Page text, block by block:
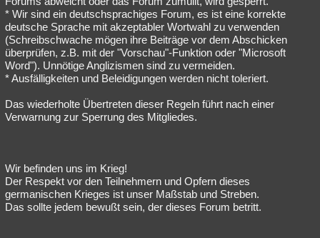
* Wir sind ein deutschsprachiges Forum, es ist eine korrekte
deutsche Sprache mit akzeptabler Wortwahl zu verwenden
(Schreibschwache mögen ihre Beiträge vor dem Abschicken
überprüfen, z.B. mit der "Vorschau"-Funktion oder "Microsoft
Word"). Unnötige Anglizismen sind zu vermeiden.
* Ausfälligkeiten und Beleidigungen werden nicht toleriert.
Das wiederholte Übertreten dieser Regeln führt nach einer
Verwarnung zur Sperrung des Mitgliedes.
Wir befinden uns im Krieg!
Der Respekt vor den Teilnehmern und Opfern dieses
germanischen Krieges ist unser Maßstab und Streben.
Das sollte jedem bewußt sein, der dieses Forum betritt.